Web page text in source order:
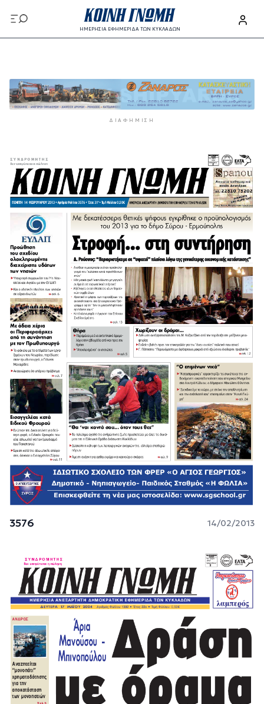
Παράκαμψη προς το κυρίως περιεχόμενο
ΗΜΕΡΗΣΙΑ ΕΦΗΜΕΡΙΔΑ ΤΩΝ ΚΥΚΛΑΔΩΝ
ΔΙΑΦΉΜΙΣΗ
3576 14/02/2013